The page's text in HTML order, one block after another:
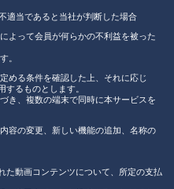
適当であると当社が判断した場合
よって会員が何らかの不利益を被った
。
める条件を確認した上、それに応じ
するものとします。
、複数の端末で同時に本サービスを
容の変更、新しい機能の追加、名称の
た動画コンテンツについて、所定の支払